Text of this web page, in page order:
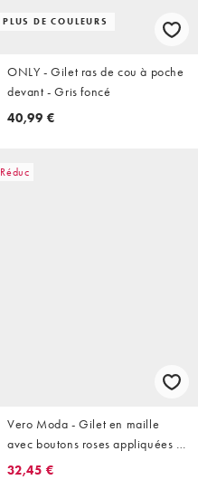
PLUS DE COULEURS
ONLY - Gilet ras de cou à poche
devant - Gris foncé
40,99 €
Réduc
Vero Moda - Gilet en maille
avec boutons roses appliquées -
Gris
32,45 €